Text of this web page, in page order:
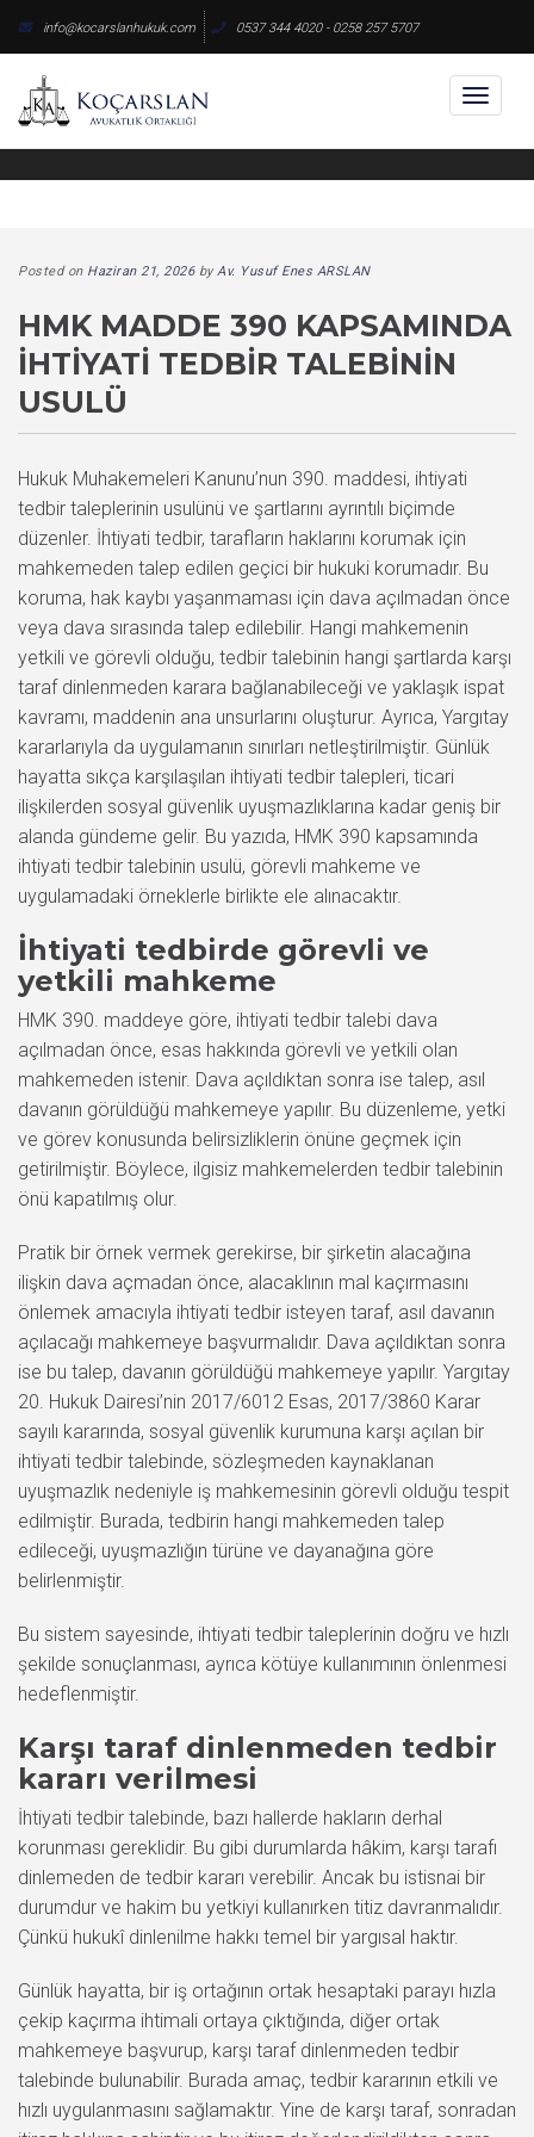
content
info@kocarslanhukuk.com 0537 344 4020 - 0258 257 5707
Posted on Haziran 21, 2026byAv. Yusuf Enes ARSLAN
HMK MADDE 390 KAPSAMINDA
İHTIYATI TEDBIR TALEBININ
USULÜ
Hukuk Muhakemeleri Kanunu’nun 390. maddesi, ihtiyati
tedbir taleplerinin usulünü ve şartlarını ayrıntılı biçimde
düzenler. İhtiyati tedbir, tarafların haklarını korumak için
mahkemeden talep edilen geçici bir hukuki korumadır. Bu
koruma, hak kaybı yaşanmaması için dava açılmadan önce
veya dava sırasında talep edilebilir. Hangi mahkemenin
yetkili ve görevli olduğu, tedbir talebinin hangi şartlarda karşı
taraf dinlenmeden karara bağlanabileceği ve yaklaşık ispat
kavramı, maddenin ana unsurlarını oluşturur. Ayrıca, Yargıtay
kararlarıyla da uygulamanın sınırları netleştirilmiştir. Günlük
hayatta sıkça karşılaşılan ihtiyati tedbir talepleri, ticari
ilişkilerden sosyal güvenlik uyuşmazlıklarına kadar geniş bir
alanda gündeme gelir. Bu yazıda, HMK 390 kapsamında
ihtiyati tedbir talebinin usulü, görevli mahkeme ve
uygulamadaki örneklerle birlikte ele alınacaktır.
İhtiyati tedbirde görevli ve
yetkili mahkeme
HMK 390. maddeye göre, ihtiyati tedbir talebi dava
açılmadan önce, esas hakkında görevli ve yetkili olan
mahkemeden istenir. Dava açıldıktan sonra ise talep, asıl
davanın görüldüğü mahkemeye yapılır. Bu düzenleme, yetki
ve görev konusunda belirsizliklerin önüne geçmek için
getirilmiştir. Böylece, ilgisiz mahkemelerden tedbir talebinin
önü kapatılmış olur.
Pratik bir örnek vermek gerekirse, bir şirketin alacağına
ilişkin dava açmadan önce, alacaklının mal kaçırmasını
önlemek amacıyla ihtiyati tedbir isteyen taraf, asıl davanın
açılacağı mahkemeye başvurmalıdır. Dava açıldıktan sonra
ise bu talep, davanın görüldüğü mahkemeye yapılır. Yargıtay
20. Hukuk Dairesi’nin 2017/6012 Esas, 2017/3860 Karar
sayılı kararında, sosyal güvenlik kurumuna karşı açılan bir
ihtiyati tedbir talebinde, sözleşmeden kaynaklanan
uyuşmazlık nedeniyle iş mahkemesinin görevli olduğu tespit
edilmiştir. Burada, tedbirin hangi mahkemeden talep
edileceği, uyuşmazlığın türüne ve dayanağına göre
belirlenmiştir.
Bu sistem sayesinde, ihtiyati tedbir taleplerinin doğru ve hızlı
şekilde sonuçlanması, ayrıca kötüye kullanımının önlenmesi
hedeflenmiştir.
Karşı taraf dinlenmeden tedbir
kararı verilmesi
İhtiyati tedbir talebinde, bazı hallerde hakların derhal
korunması gereklidir. Bu gibi durumlarda hâkim, karşı tarafı
dinlemeden de tedbir kararı verebilir. Ancak bu istisnai bir
durumdur ve hakim bu yetkiyi kullanırken titiz davranmalıdır.
Çünkü hukukî dinlenilme hakkı temel bir yargısal haktır.
Günlük hayatta, bir iş ortağının ortak hesaptaki parayı hızla
çekip kaçırma ihtimali ortaya çıktığında, diğer ortak
mahkemeye başvurup, karşı taraf dinlenmeden tedbir
talebinde bulunabilir. Burada amaç, tedbir kararının etkili ve
hızlı uygulanmasını sağlamaktır. Yine de karşı taraf, sonradan